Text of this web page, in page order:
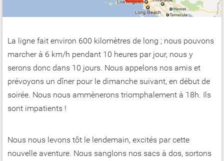
La ligne fait environ 600 kilomètres de long ; nous pouvons
marcher à 6 km/h pendant 10 heures par jour, nous y
serons donc dans 10 jours. Nous appelons nos amis et
prévoyons un dîner pour le dimanche suivant, en début de
soirée. Nous nous ammènerons triomphalement à 18h. Ils
sont impatients !
Nous nous levons tôt le lendemain, excités par cette
nouvelle aventure. Nous sanglons nos sacs à dos, sortons